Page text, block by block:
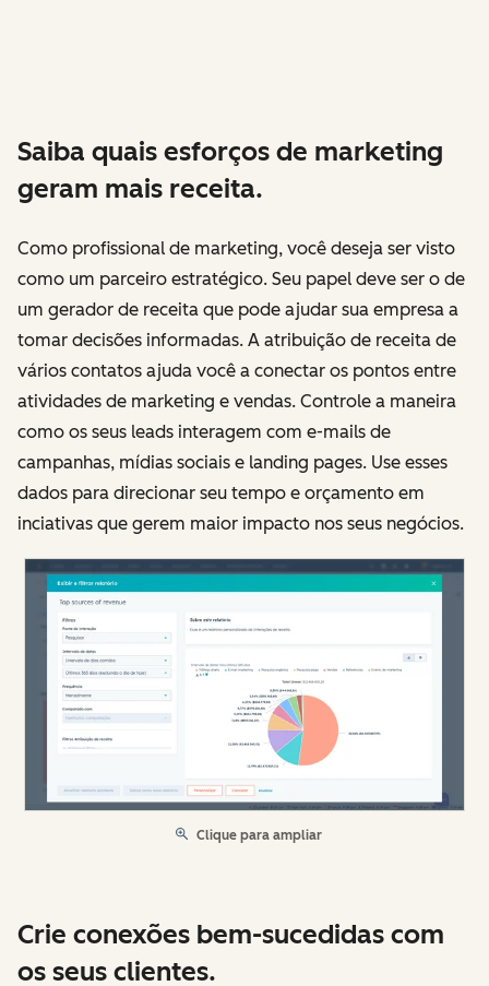
Saiba quais esforços de marketing
geram mais receita.
Como profissional de marketing, você deseja ser visto
como um parceiro estratégico. Seu papel deve ser o de
um gerador de receita que pode ajudar sua empresa a
tomar decisões informadas. A atribuição de receita de
vários contatos ajuda você a conectar os pontos entre
atividades de marketing e vendas. Controle a maneira
como os seus leads interagem com e-mails de
campanhas, mídias sociais e landing pages. Use esses
dados para direcionar seu tempo e orçamento em
inciativas que gerem maior impacto nos seus negócios.
Clique para ampliar
Crie conexões bem-sucedidas com
os seus clientes.